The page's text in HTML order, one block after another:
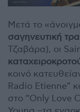
Μετά το
σαγηνευτική
Τζαβάρα), οι
κοινό
Radio Etienne”
στο “Only Love